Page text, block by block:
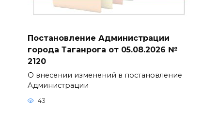
Постановление Администрации
города Таганрога от 05.08.2026 №
2120
О внесении изменений в постановление
Администрации
43